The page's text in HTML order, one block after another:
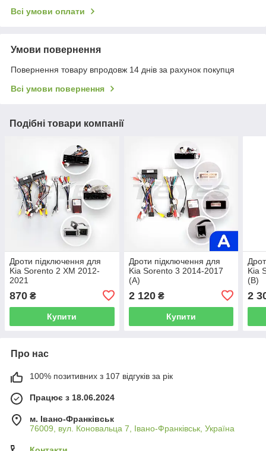
Всі умови оплати
Умови повернення
Повернення товару впродовж 14 днів за рахунок покупця
Всі умови повернення
Подібні товари компанії
Дроти підключення для
Kia Sorento 2 XM 2012-
2021
870 ₴
Купити
Дроти підключення для
Kia Sorento 3 2014-2017
(A)
2 120₴
Купити
Kia
(B)
2
Про нас
100% позитивних з 107 відгуків за рік
Працює з 18.06.2024
м. Івано-Франківськ
76009, вул. Коновальца 7, Івано-Франківськ, Україна